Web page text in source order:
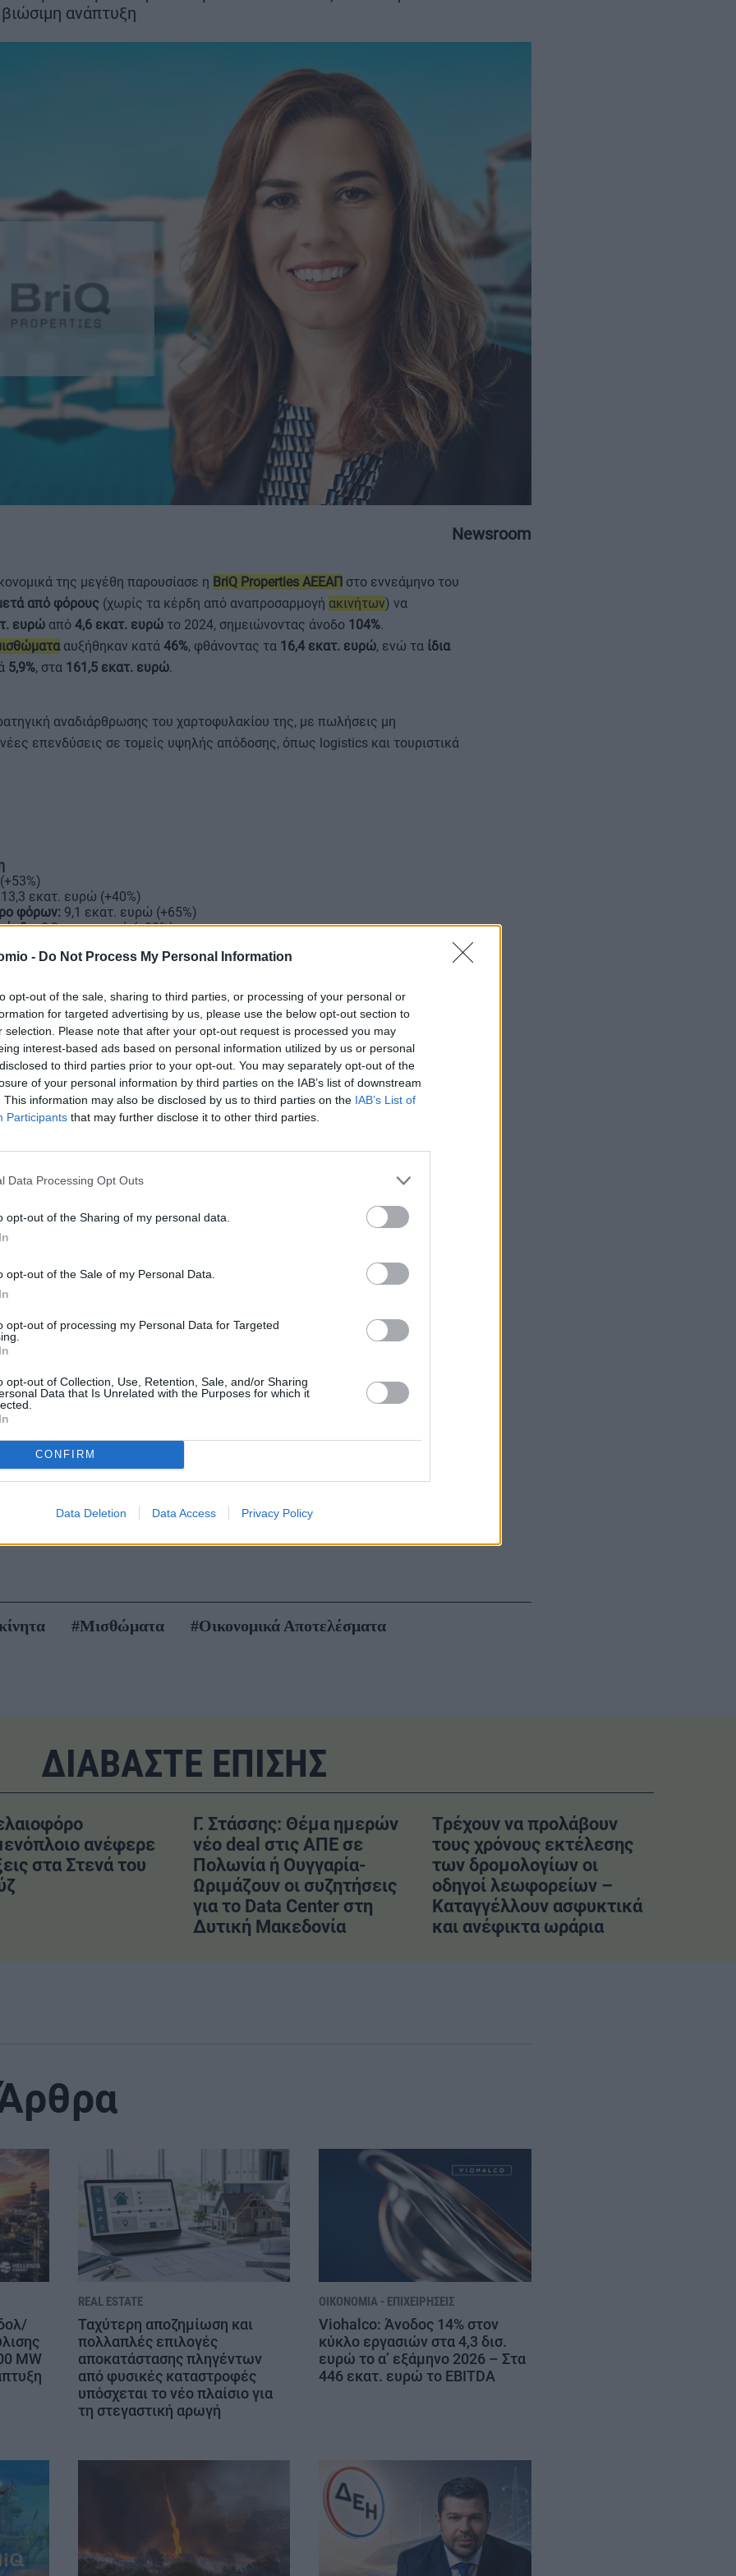
- Do Not Process My Personal Information
opt-out of the sale, sharing to third parties, or processing of your personal or
for targeted advertising by us, please use the below opt-out section to
selection. Please note that after your opt-out request is processed you may
interest-based ads based on personal information utilized by us or personal
to third parties prior to your opt-out. You may separately opt-out of the
of your personal information by third parties on the IAB’s list of downstream
This information may also be disclosed by us to third parties on the IAB’s List of
Participants that may further disclose it to other third parties.
Data Processing Opt Outs
opt-out of the Sharing of my personal data.
opt-out of the Sale of my Personal Data.
opt-out of processing my Personal Data for Targeted
opt-out of Collection, Use, Retention, Sale, and/or Sharing
Data that Is Unrelated with the Purposes for which it
CONFIRM
Data Deletion Data Access Privacy Policy
ΟΡΟΙ ΧΡΗΣΗΣ
ανάπτυξη
Newsroom
της μεγέθη παρουσίασε η BriQ Properties ΑΕΕΑΠ στο εννεάμηνο του
από φόρους(χωρίς τα κέρδη από αναπροσαρμογή ακινήτων) να
ευρώαπό 4,6 εκατ. ευρώτο 2024, σημειώνοντας άνοδο 104%.
αυξήθηκαν κατά 46%, φθάνοντας τα 16,4 εκατ. ευρώ, ενώ τα ίδια
5,9%, στα 161,5 εκατ. ευρώ.
αναδιάρθρωσης του χαρτοφυλακίου της, με πωλήσεις μη
επενδύσεις σε τομείς υψηλής απόδοσης, όπως logistics και τουριστικά
εκατ. ευρώ (+40%)
φόρων:9,1 εκατ. ευρώ (+65%)
8,3 εκατ. ευρώ (+80%)
δραστηριότητες (FFO):
(+57%)
το χαρτοφυλάκιο της BriQ περιλάμβανε54 ακίνητασυνολικής εύλογης
τριών ακινήτων – δύο ορόφων στον Πύργο Αθηνών και ενός κτιρίου
– αποκομίζονταςυπεραξίες 4 εκατ. ευρώ, εκ των οποίων
στα 122,5 εκατ. ευρώ
(LTV 43,1%), ενώ τα ταμειακά διαθέσιμα
ευρώ
έσοδα από μισθώματαθα κυμανθούν μεταξύ21 – 22 εκατ. ευρώ
και ενισχυμένες μερισματικές αποδόσεις.
αποτελεί ηβελτιστοποίηση του χαρτοφυλακίουμέσω πωλήσεων μη
νέων έργων με υψηλές αποδόσεις.
#Μισθώματα #Οικονομικά Αποτελέσματα
ΔΙΑΒΑΣΤΕ ΕΠΙΣΗΣ
ανέφερε
στα Στενά του
Γ. Στάσσης: Θέμα ημερών
νέο deal στις ΑΠΕ σε
Πολωνία ή Ουγγαρία-
Ωριμάζουν οι συζητήσεις
για το Data Center στη
Δυτική Μακεδονία
Τρέχουν να προλάβουν
τους χρόνους εκτέλεσης
των δρομολογίων οι
οδηγοί λεωφορείων –
Καταγγέλλουν ασφυκτικά
και ανέφικτα ωράρια
MW
REAL ESTATE
Ταχύτερη αποζημίωση και
πολλαπλές επιλογές
αποκατάστασης πληγέντων
από φυσικές καταστροφές
υπόσχεται το νέο πλαίσιο για
τη στεγαστική αρωγή
ΟΙΚΟΝΟΜΊΑ - ΕΠΙΧΕΙΡΉΣΕΙΣ
Viohalco: Άνοδος 14% στον
κύκλο εργασιών στα 4,3 δισ.
ευρώ το α’ εξάμηνο 2026 – Στα
446 εκατ. ευρώ το EBITDA